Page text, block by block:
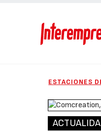
ESTACIONES